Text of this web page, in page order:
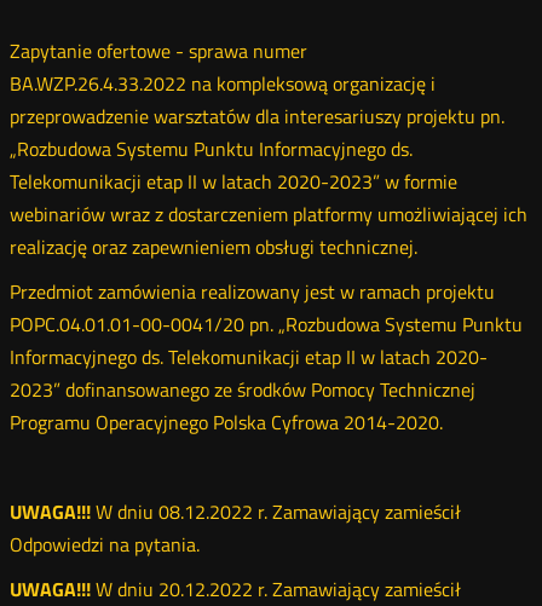
Zapytanie ofertowe - sprawa numer
BA.WZP.26.4.33.2022 na kompleksową organizację i
przeprowadzenie warsztatów dla interesariuszy projektu pn.
„Rozbudowa Systemu Punktu Informacyjnego ds.
Telekomunikacji etap II w latach 2020-2023” w formie
webinariów wraz z dostarczeniem platformy umożliwiającej ich
realizację oraz zapewnieniem obsługi technicznej.
Przedmiot zamówienia realizowany jest w ramach projektu
POPC.04.01.01-00-0041/20 pn. „Rozbudowa Systemu Punktu
Informacyjnego ds. Telekomunikacji etap II w latach 2020-
2023” dofinansowanego ze środków Pomocy Technicznej
Programu Operacyjnego Polska Cyfrowa 2014-2020.
UWAGA!!!W dniu 08.12.2022 r. Zamawiający zamieścił
Odpowiedzi na pytania.
UWAGA!!!W dniu 20.12.2022 r. Zamawiający zamieścił